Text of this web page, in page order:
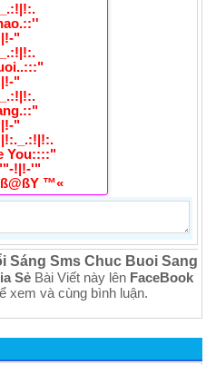
"
"
"
You::::"
!|!-'"
™«
Sáng Sms Chuc Buoi Sang
SẻBài Viết này lên FaceBook
xem và cùng bình luận.